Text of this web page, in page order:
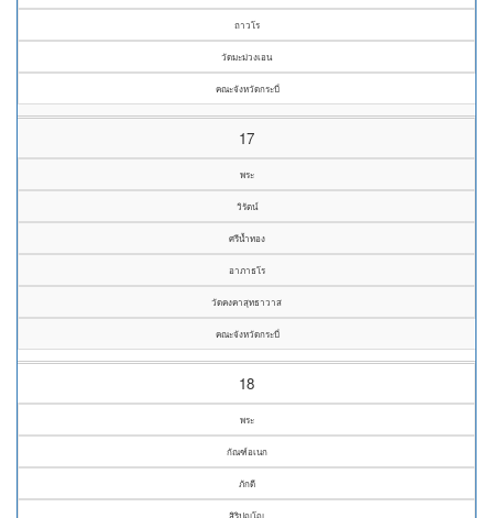
ถาวโร
วัดมะม่วงเอน
คณะจังหวัดกระบี่
17
พระ
วิรัตน์
ศรีน้ำทอง
อาภาธโร
วัดคงคาสุทธาวาส
คณะจังหวัดกระบี่
18
พระ
กัณฑ์อเนก
ภักดี
สิริปุญฺโญ